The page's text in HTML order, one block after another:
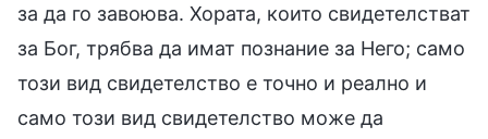
за да го завоюва. Хората, които свидетелстват
за Бог, трябва да имат познание за Него; само
този вид свидетелство е точно и реално и
само този вид свидетелство може да